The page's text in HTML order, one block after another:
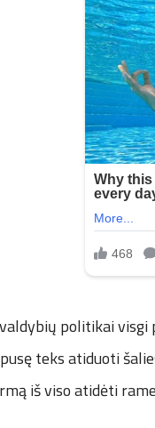
politikai visgi
teks atiduoti
iš viso atidėti